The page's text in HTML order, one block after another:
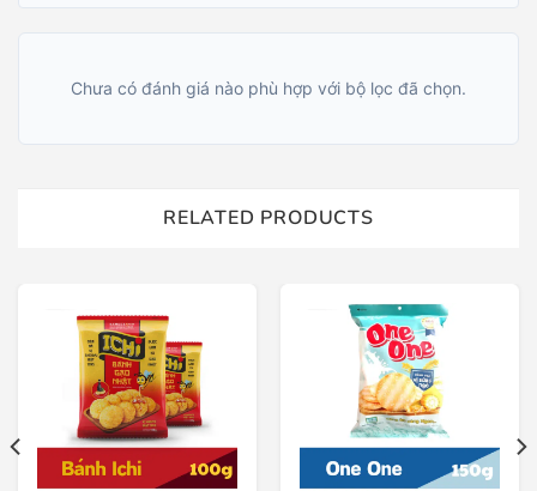
Chưa có đánh giá nào phù hợp với bộ lọc đã chọn.
RELATED PRODUCTS